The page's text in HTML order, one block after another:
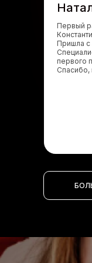
Первый
Пришла
первого
Спасибо,